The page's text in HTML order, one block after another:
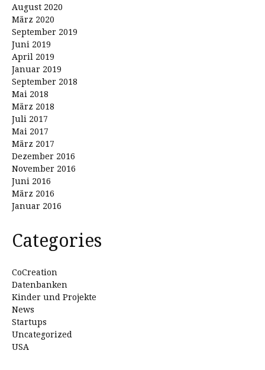
August 2020
März 2020
September 2019
Juni 2019
April 2019
Januar 2019
September 2018
Mai 2018
März 2018
Juli 2017
Mai 2017
März 2017
Dezember 2016
November 2016
Juni 2016
März 2016
Januar 2016
Categories
CoCreation
Datenbanken
Kinder und Projekte
News
Startups
Uncategorized
USA